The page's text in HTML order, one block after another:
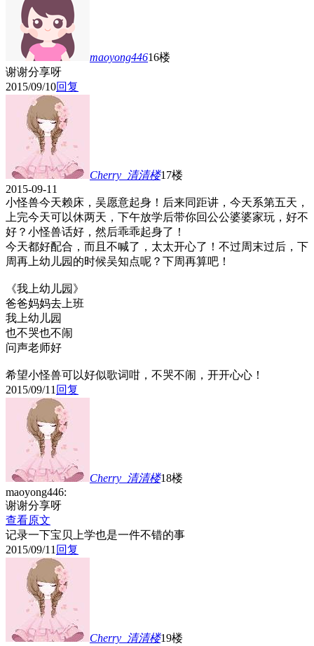
maoyong44616楼
谢谢分享呀
2015/09/10回复
Cherry_清清楼17楼
2015-09-11
小怪兽今天赖床，吴愿意起身！后来同距讲，今天系第五天，
上完今天可以休两天，下午放学后带你回公公婆婆家玩，好不
好？小怪兽话好，然后乖乖起身了！
今天都好配合，而且不喊了，太太开心了！不过周末过后，下
周再上幼儿园的时候吴知点呢？下周再算吧！
《我上幼儿园》
爸爸妈妈去上班
我上幼儿园
也不哭也不闹
问声老师好
希望小怪兽可以好似歌词咁，不哭不闹，开开心心！
2015/09/11 回复
Cherry_清清楼18楼
maoyong446:
谢谢分享呀
查看原文
记录一下宝贝上学也是一件不错的事
2015/09/11 回复
Cherry_清清楼19楼